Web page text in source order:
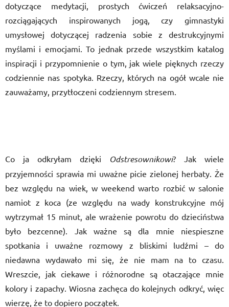
dotyczące medytacji, prostych ćwiczeń relaksacyjno-
rozciągających inspirowanych jogą, czy gimnastyki
umysłowej dotyczącej radzenia sobie z destrukcyjnymi
myślami i emocjami. To jednak przede wszystkim katalog
inspiracji i przypomnienie o tym, jak wiele pięknych rzeczy
codziennie nas spotyka. Rzeczy, których na ogół wcale nie
zauważamy, przytłoczeni codziennym stresem.
Co ja odkryłam dzięki Odstresownikowi? Jak wiele
przyjemności sprawia mi uważne picie zielonej herbaty. Że
bez względu na wiek, w weekend warto rozbić w salonie
namiot z koca (ze względu na wady konstrukcyjne mój
wytrzymał 15 minut, ale wrażenie powrotu do dzieciństwa
było bezcenne). Jak ważne są dla mnie niespieszne
spotkania i uważne rozmowy z bliskimi ludźmi – do
niedawna wydawało mi się, że nie mam na to czasu.
Wreszcie, jak ciekawe i różnorodne są otaczające mnie
kolory i zapachy. Wiosna zachęca do kolejnych odkryć, więc
wierzę, że to dopiero początek.